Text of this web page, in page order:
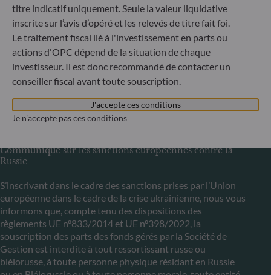
6, rue Gabriel Lippmann
L-5365 Munsbach
Luxembourg
Enregistré au registre du commerce et des sociétés de
Luxembourg sous le numéro B 29891 Agréé et supervisé
par la commission de Surveillance du Secteur Financier
(CSSF)
Communiqué sur les sanctions européennes contre la
Russie
S’inscrivant dans le cadre des sanctions prises par l’Union
européenne dans le cadre de la crise ukrainienne, nous vous
informons que, compte tenu des dispositions des
règlements UE n°833/2014 et UE n°398/2022, la
souscription des parts des fonds gérés par la Société de
Gestion est interdite à tout ressortissant russe ou
biélorusse, à toute personne physique résidant en Russie
titre indicatif uniquement. Seule la valeur liquidative
inscrite sur l’avis d’opéré et les relevés de titre fait foi.
Le traitement fiscal lié à l'investissement en parts ou
actions d'OPC dépend de la situation de chaque
investisseur. Il est donc recommandé de contacter un
conseiller fiscal avant toute souscription.
J'accepte ces conditions
Je n'accepte pas ces conditions